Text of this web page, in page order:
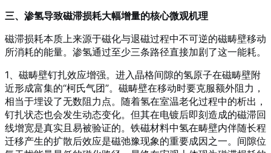
三、渗氢导致磁滞损耗大幅增量的核心微观机理
磁滞损耗本质上来源于磁化与退磁过程中不可逆的磁畴壁移动
所消耗的能量。渗氢通过至少三条路径直接加剧了这一能耗。
1、磁畴壁钉扎效应增强。进入晶格间隙的氢原子在磁畴壁附
近形成富集的“柯氏气团”。磁畴壁在移动时要克服额外阻力，
相当于埋设了无数阻力点。随着氢在室温老化过程中的析出，
钉扎状态也会发生动态变化。但其在电镀后即刻造成的磁滞回
线增宽是真实且易被验证的。铁磁材料中氢在畴壁内伴随长程
迁移产生的扩散后效应是磁弛豫现象的重要成因之一。间隙位